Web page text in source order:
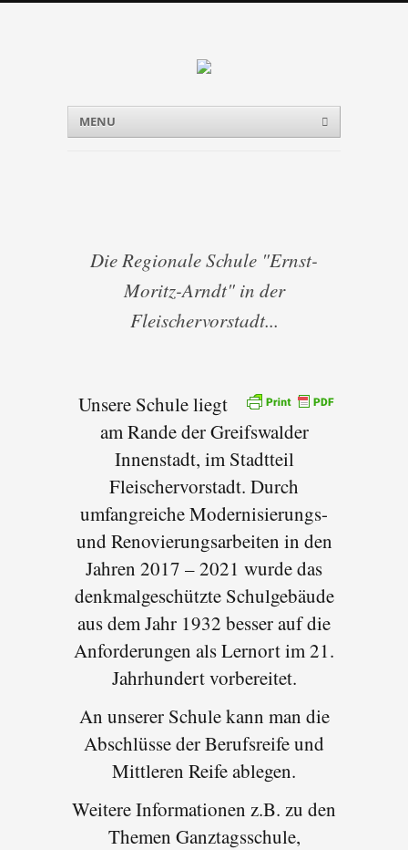
Menu
Skip to content
MENU
Die Regionale Schule "Ernst-
Moritz-Arndt" in der
Fleischervorstadt...
Unsere Schule liegt
am Rande der Greifswalder
Innenstadt, im Stadtteil
Fleischervorstadt. Durch
umfangreiche Modernisierungs-
und Renovierungsarbeiten in den
Jahren 2017 – 2021 wurde das
denkmalgeschützte Schulgebäude
aus dem Jahr 1932 besser auf die
Anforderungen als Lernort im 21.
Jahrhundert vorbereitet.
An unserer Schule kann man die
Abschlüsse der Berufsreife und
Mittleren Reife ablegen.
Weitere Informationen z.B. zu den
Themen Ganztagsschule,